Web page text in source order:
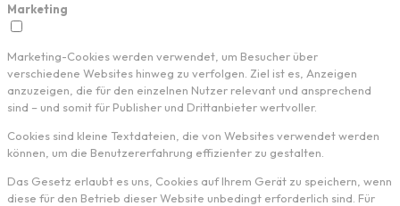
Marketing
Marketing-Cookies werden verwendet, um Besucher über
verschiedene Websites hinweg zu verfolgen. Ziel ist es, Anzeigen
anzuzeigen, die für den einzelnen Nutzer relevant und ansprechend
sind – und somit für Publisher und Drittanbieter wertvoller.
Cookies sind kleine Textdateien, die von Websites verwendet werden
können, um die Benutzererfahrung effizienter zu gestalten.
Das Gesetz erlaubt es uns, Cookies auf Ihrem Gerät zu speichern, wenn
diese für den Betrieb dieser Website unbedingt erforderlich sind. Für